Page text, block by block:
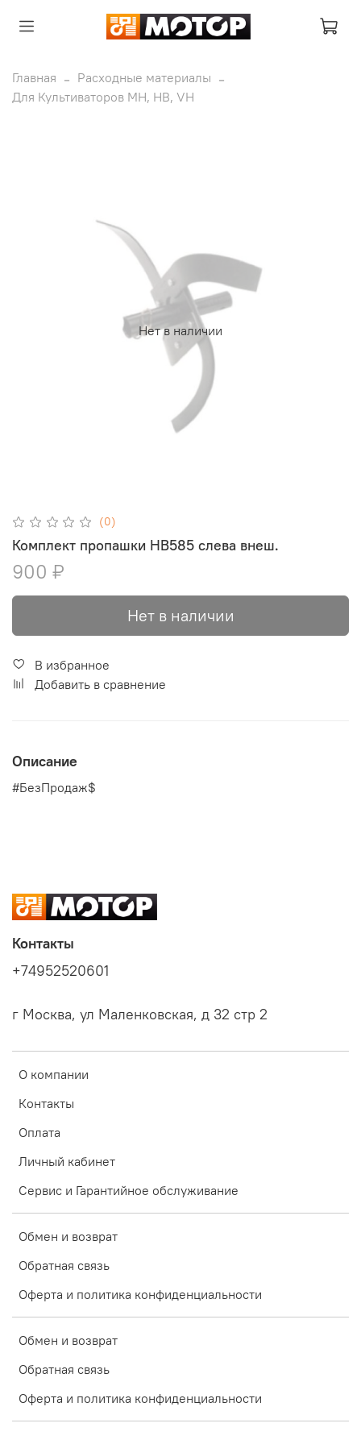
Главная
Расходные материалы
Для Культиваторов MH, HB, VH
Нет в наличии
(0)
Комплект пропашки HB585 слева внеш.
900 ₽
Нет в наличии
В избранное
Добавить в сравнение
Описание
#БезПродаж$
О компании
Контакты
Оплата
Личный кабинет
Сервис и Гарантийное обслуживание
Обмен и возврат
Обратная связь
Оферта и политика конфиденциальности
Обмен и возврат
Обратная связь
Оферта и политика конфиденциальности
Контакты
+74952520601
г Москва, ул Маленковская, д 32 стр 2